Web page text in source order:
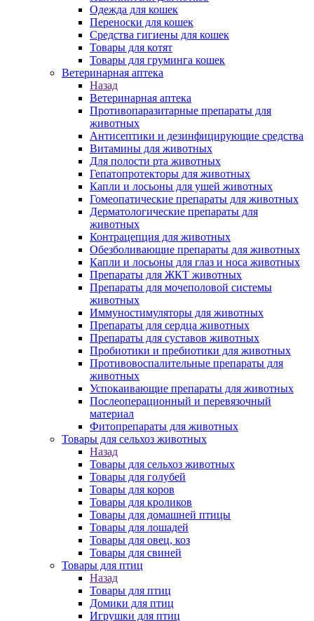
Одежда для кошек
Переноски для кошек
Средства гигиены для кошек
Товары для котят
Товары для груминга кошек
Ветеринарная аптека
Назад
Ветеринарная аптека
Противопаразитарные препараты для
животных
Антисептики и дезинфицирующие средства
Витамины для животных
Для полости рта животных
Гепатопротекторы для животных
Капли и лосьоны для ушей животных
Гомеопатические препараты для животных
Дерматологические препараты для
животных
Контрацепция для животных
Обезболивающие препараты для животных
Капли и лосьоны для глаз и носа животных
Препараты для ЖКТ животных
Препараты для мочеполовой системы
животных
Иммуностимуляторы для животных
Препараты для сердца животных
Препараты для суставов животных
Пробиотики и пребиотики для животных
Противовоспалительные препараты для
животных
Успокаивающие препараты для животных
Послеоперационный и перевязочный
материал
Фитопрепараты для животных
Товары для сельхоз животных
Назад
Товары для сельхоз животных
Товары для голубей
Товары для коров
Товары для кроликов
Товары для домашней птицы
Товары для лошадей
Товары для овец, коз
Товары для свиней
Товары для птиц
Назад
Товары для птиц
Домики для птиц
Игрушки для птиц